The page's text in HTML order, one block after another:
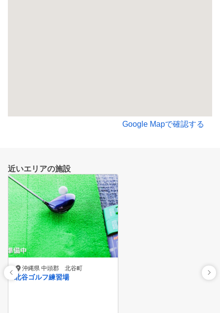
Google Mapで確認する
近いエリアの施設
沖縄県 中頭郡 北谷町
北谷ゴルフ練習場